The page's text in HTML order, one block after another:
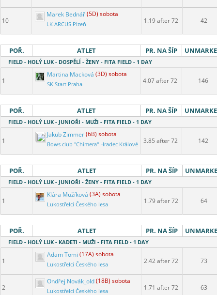
10
Marek Bednář(5D) sobota
LK ARCUS Plzeň 1.19 after 72 42
POŘ. ATLET PR. NA ŠÍP
FIELD - HOLÝ LUK - DOSPĚLÍ - ŽENY - FITA FIELD - 1 DAY
1
Martina Macková (3D) sobota
SK Start Praha 4.07 after 72 146
POŘ. ATLET PR. NA ŠÍP
FIELD - HOLÝ LUK - JUNIOŘI - MUŽI - FITA FIELD - 1 DAY
1
Jakub Zimmer(6B) sobota
Bows club "Chimera" Hradec Králové 3.85 after 72 142
POŘ. ATLET PR. NA ŠÍP
FIELD - HOLÝ LUK - JUNIOŘI - ŽENY - FITA FIELD - 1 DAY
1
Klára Mužíková (3A) sobota
Lukostřelci Českého lesa 1.79 after 72 64
POŘ. ATLET PR. NA ŠÍP
FIELD - HOLÝ LUK - KADETI - MUŽI - FITA FIELD - 1 DAY
1
Adam Tomi (17A) sobota
Lukostřelci Českého lesa 2.42 after 72 73
2
Ondřej Novák_old(18B) sobota
Lukostřelci Českého lesa 1.71 after 72 63